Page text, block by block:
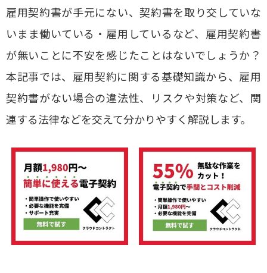
雇用契約書が手元にない、契約書を取り交していな
いまま働いている・雇用しているなど、雇用契約書
が無いことに不安を感じたことはないでしょうか？
本記事では、雇用契約に関する基礎知識から、雇用
契約書がない場合の違法性、リスクや対策など、関
連する法律などを交えて分かりやすく解説します。